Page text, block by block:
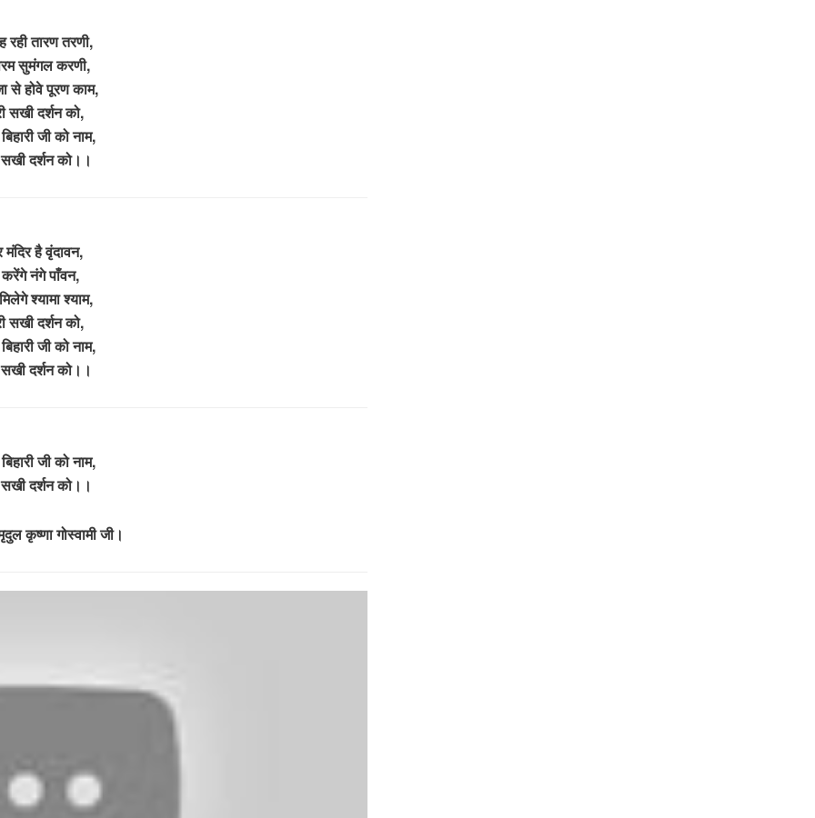
रही तारण तरणी,
सुमंगल करणी,
से होवे पूरण काम,
सखी दर्शन को,
जी को नाम,
दर्शन को।।
मंदिर है वृंदावन,
करेंगे नंगे पाँवन,
श्यामा श्याम,
सखी दर्शन को,
जी को नाम,
दर्शन को।।
जी को नाम,
दर्शन को।।
कृष्णा गोस्वामी जी।